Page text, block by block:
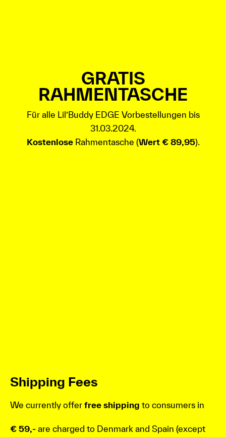
GRATIS
RAHMENTASCHE
Für alle Lil’Buddy EDGE Vorbestellungen bis
31.03.2024.
KostenloseRahmentasche (Wert € 89,95).
Shipping Fees
We currently offer free shipping to consumers in
€ 59,- are charged to Denmark and Spain (except